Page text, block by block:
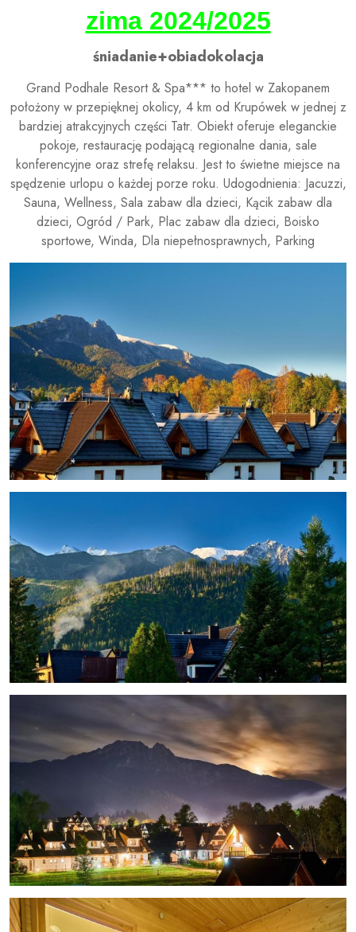
zima 2024/2025
śniadanie+obiadokolacja
Grand Podhale Resort & Spa*** to hotel w Zakopanem
położony w przepięknej okolicy, 4 km od Krupówek w jednej z
bardziej atrakcyjnych części Tatr. Obiekt oferuje eleganckie
pokoje, restaurację podającą regionalne dania, sale
konferencyjne oraz strefę relaksu. Jest to świetne miejsce na
spędzenie urlopu o każdej porze roku. Udogodnienia: Jacuzzi,
Sauna, Wellness, Sala zabaw dla dzieci, Kącik zabaw dla
dzieci, Ogród / Park, Plac zabaw dla dzieci, Boisko
sportowe, Winda, Dla niepełnosprawnych, Parking